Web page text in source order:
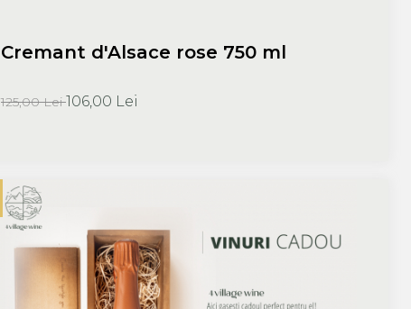
Cremant d'Alsace rose 750 ml
125,00 Lei106,00 Lei